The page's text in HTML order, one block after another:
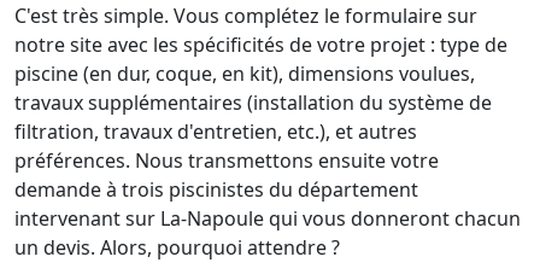
C'est très simple. Vous complétez le formulaire sur
notre site avec les spécificités de votre projet : type de
piscine (en dur, coque, en kit), dimensions voulues,
travaux supplémentaires (installation du système de
filtration, travaux d'entretien, etc.), et autres
préférences. Nous transmettons ensuite votre
demande à trois piscinistes du département
intervenant sur La-Napoule qui vous donneront chacun
un devis. Alors, pourquoi attendre ?